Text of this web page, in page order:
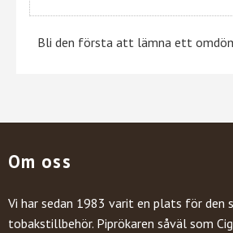
Bli den första att lämna ett
Om oss
Vi har sedan 1983 varit en plats för den
tobakstillbehör. Piprökaren såväl som